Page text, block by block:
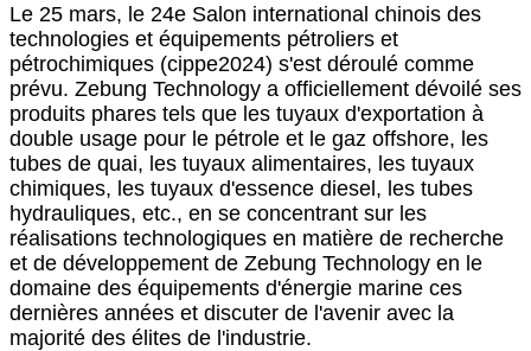
Le 25 mars, le 24e Salon international chinois des
technologies et équipements pétroliers et
pétrochimiques (cippe2024) s'est déroulé comme
prévu. Zebung Technology a officiellement dévoilé ses
produits phares tels que les tuyaux d'exportation à
double usage pour le pétrole et le gaz offshore, les
tubes de quai, les tuyaux alimentaires, les tuyaux
chimiques, les tuyaux d'essence diesel, les tubes
hydrauliques, etc., en se concentrant sur les
réalisations technologiques en matière de recherche
et de développement de Zebung Technology en le
domaine des équipements d'énergie marine ces
dernières années et discuter de l'avenir avec la
majorité des élites de l'industrie.